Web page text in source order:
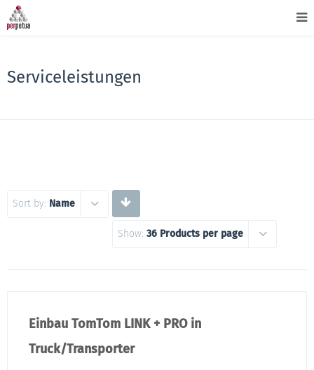
Serviceleistungen
Sort by: Name
Show: 36 Products per page
Einbau TomTom LINK + PRO in
Truck/Transporter